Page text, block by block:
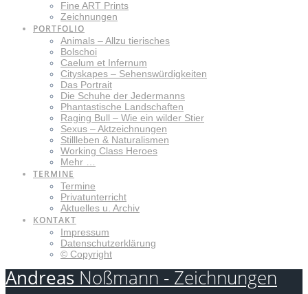
Fine ART Prints
Zeichnungen
PORTFOLIO
Animals – Allzu tierisches
Bolschoi
Caelum et Infernum
Cityskapes – Sehenswürdigkeiten
Das Portrait
Die Schuhe der Jedermanns
Phantastische Landschaften
Raging Bull – Wie ein wilder Stier
Sexus – Aktzeichnungen
Stillleben & Naturalismen
Working Class Heroes
Mehr …
TERMINE
Termine
Privatunterricht
Aktuelles u. Archiv
KONTAKT
Impressum
Datenschutzerklärung
© Copyright
Andreas Noßmann - Zeichnungen